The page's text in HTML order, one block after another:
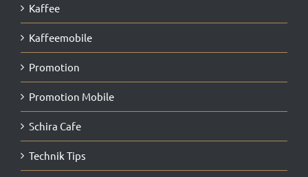
Kaffee
Kaffeemobile
Promotion
Promotion Mobile
Schira Cafe
Technik Tips